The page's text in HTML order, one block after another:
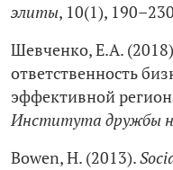
элиты, 10(1),
Шевченко, Е.А.
ответственность
эффективной
Института дружбы
Bowen, H. (2013).